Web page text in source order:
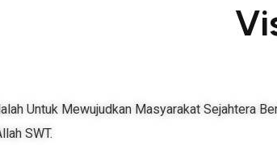
Untuk Mewujudkan Masyarakat Sejahtera
SWT.